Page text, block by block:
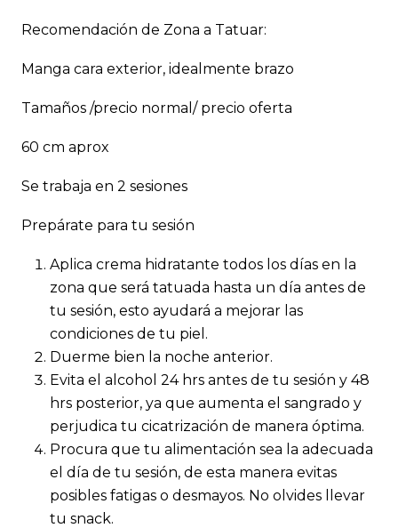
Recomendación de Zona a Tatuar:
Manga cara exterior, idealmente brazo
Tamaños /precio normal/ precio oferta
60 cm aprox
Se trabaja en 2 sesiones
Prepárate para tu sesión
Aplica crema hidratante todos los días en la
zona que será tatuada hasta un día antes de
tu sesión, esto ayudará a mejorar las
condiciones de tu piel.
Duerme bien la noche anterior.
Evita el alcohol 24 hrs antes de tu sesión y 48
hrs posterior, ya que aumenta el sangrado y
perjudica tu cicatrización de manera óptima.
Procura que tu alimentación sea la adecuada
el día de tu sesión, de esta manera evitas
posibles fatigas o desmayos. No olvides llevar
tu snack.